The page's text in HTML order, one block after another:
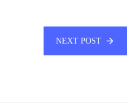
NEXT POST